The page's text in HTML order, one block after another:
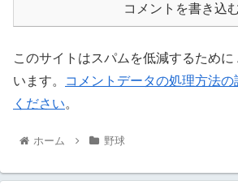
コメントを書き込
このサイトはスパムを低減するため
います。 コメントデータの処理方法
ください。
ホーム 野球